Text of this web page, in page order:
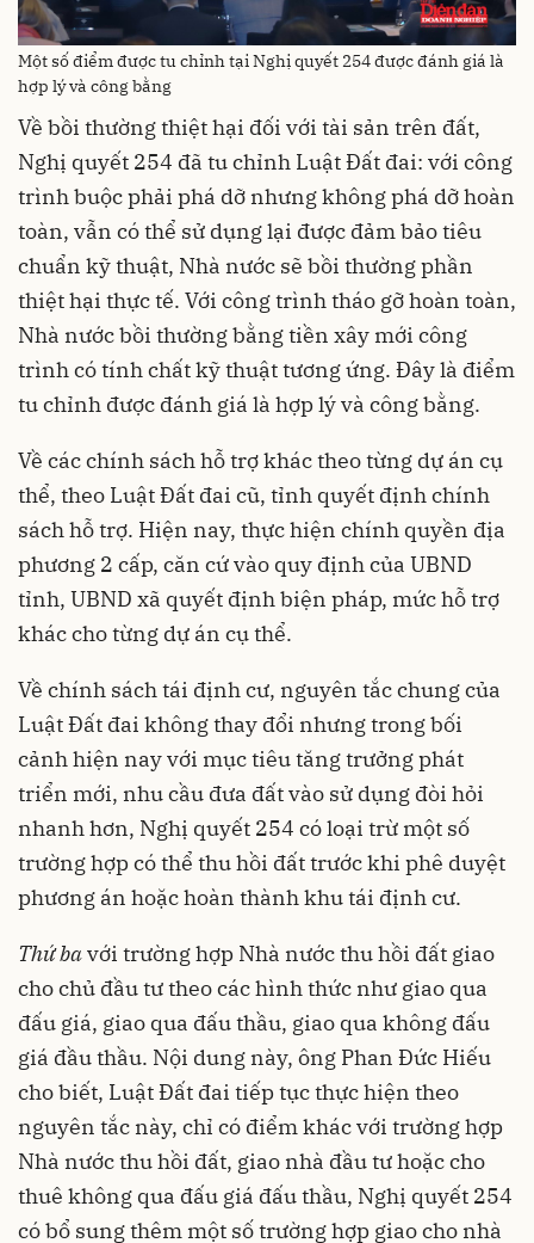
Một số điểm được tu chỉnh tại Nghị quyết 254 được đánh giá là
hợp lý và công bằng
Về bồi thường thiệt hại đối với tài sản trên đất,
Nghị quyết 254 đã tu chỉnh Luật Đất đai: với công
trình buộc phải phá dỡ nhưng không phá dỡ hoàn
toàn, vẫn có thể sử dụng lại được đảm bảo tiêu
chuẩn kỹ thuật, Nhà nước sẽ bồi thường phần
thiệt hại thực tế. Với công trình tháo gỡ hoàn toàn,
Nhà nước bồi thường bằng tiền xây mới công
trình có tính chất kỹ thuật tương ứng. Đây là điểm
tu chỉnh được đánh giá là hợp lý và công bằng.
Về các chính sách hỗ trợ khác theo từng dự án cụ
thể, theo Luật Đất đai cũ, tỉnh quyết định chính
sách hỗ trợ. Hiện nay, thực hiện chính quyền địa
phương 2 cấp, căn cứ vào quy định của UBND
tỉnh, UBND xã quyết định biện pháp, mức hỗ trợ
khác cho từng dự án cụ thể.
Về chính sách tái định cư, nguyên tắc chung của
Luật Đất đai không thay đổi nhưng trong bối
cảnh hiện nay với mục tiêu tăng trưởng phát
triển mới, nhu cầu đưa đất vào sử dụng đòi hỏi
nhanh hơn, Nghị quyết 254 có loại trừ một số
trường hợp có thể thu hồi đất trước khi phê duyệt
phương án hoặc hoàn thành khu tái định cư.
Thứ bavới trường hợp Nhà nước thu hồi đất giao
cho chủ đầu tư theo các hình thức như giao qua
đấu giá, giao qua đấu thầu, giao qua không đấu
giá đầu thầu. Nội dung này, ông Phan Đức Hiếu
cho biết, Luật Đất đai tiếp tục thực hiện theo
nguyên tắc này, chỉ có điểm khác với trường hợp
Nhà nước thu hồi đất, giao nhà đầu tư hoặc cho
thuê không qua đấu giá đấu thầu, Nghị quyết 254
có bổ sung thêm một số trường hợp giao cho nhà